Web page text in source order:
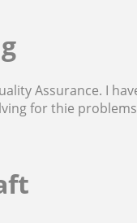
Assurance. I
for thie